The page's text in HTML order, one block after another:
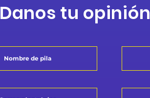
Danos tu opinión